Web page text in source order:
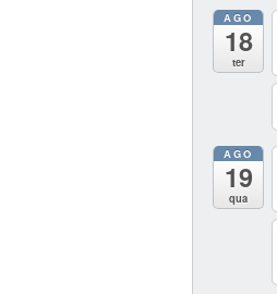
AGO
18
ter
AGO
19
qua